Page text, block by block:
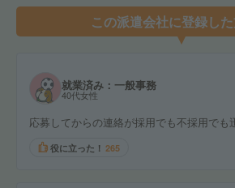
この派遣会社に登録し
就業済み：一般事務
40代女性
応募してからの連絡が採用でも不採用でも
役に立った！ 265